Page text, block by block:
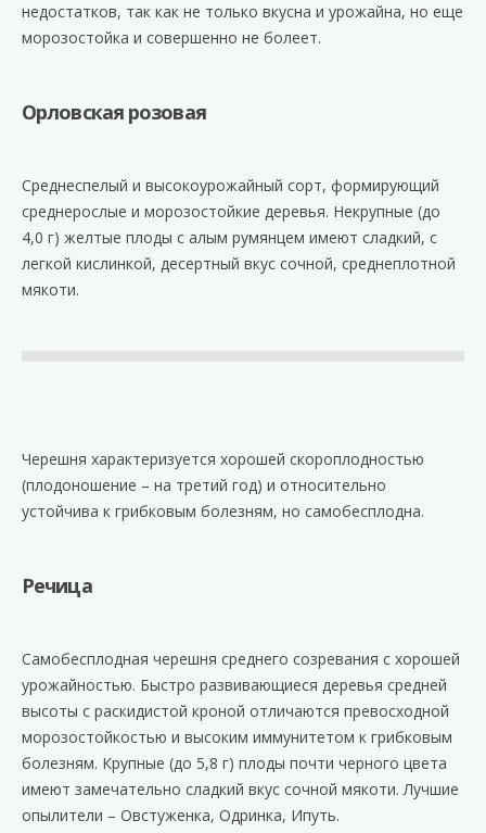
недостатков, так как не только вкусна и урожайна, но еще
морозостойка и совершенно не болеет.
Орловская розовая
Среднеспелый и высокоурожайный сорт, формирующий
среднерослые и морозостойкие деревья. Некрупные (до
4,0 г) желтые плоды с алым румянцем имеют сладкий, с
легкой кислинкой, десертный вкус сочной, среднеплотной
мякоти.
Черешня характеризуется хорошей скороплодностью
(плодоношение – на третий год) и относительно
устойчива к грибковым болезням, но самобесплодна.
Речица
Самобесплодная черешня среднего созревания с хорошей
урожайностью. Быстро развивающиеся деревья средней
высоты с раскидистой кроной отличаются превосходной
морозостойкостью и высоким иммунитетом к грибковым
болезням. Крупные (до 5,8 г) плоды почти черного цвета
имеют замечательно сладкий вкус сочной мякоти. Лучшие
опылители – Овстуженка, Одринка, Ипуть.